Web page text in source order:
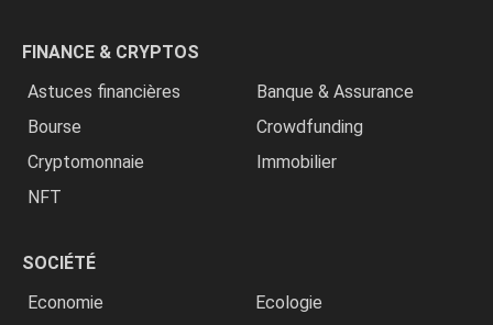
FINANCE & CRYPTOS
Astuces financières
Banque & Assurance
Bourse
Crowdfunding
Cryptomonnaie
Immobilier
NFT
SOCIÉTÉ
Economie
Ecologie